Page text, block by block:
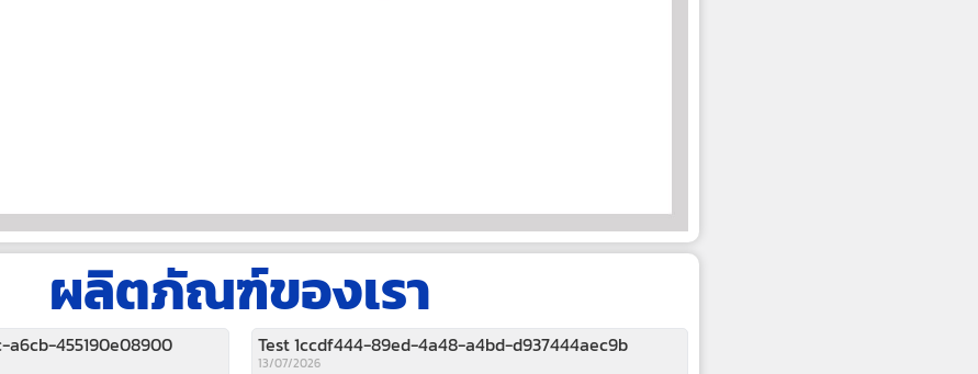
ผลิตภัณฑ์ของเรา
a6cb-455190e08900 Test 1ccdf444-89ed-4a48-a4bd-d937444aec9b
13/07/2026